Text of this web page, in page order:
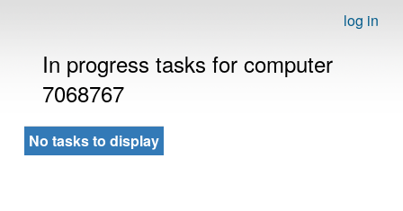
log in
In progress tasks for computer
7068767
No tasks to display